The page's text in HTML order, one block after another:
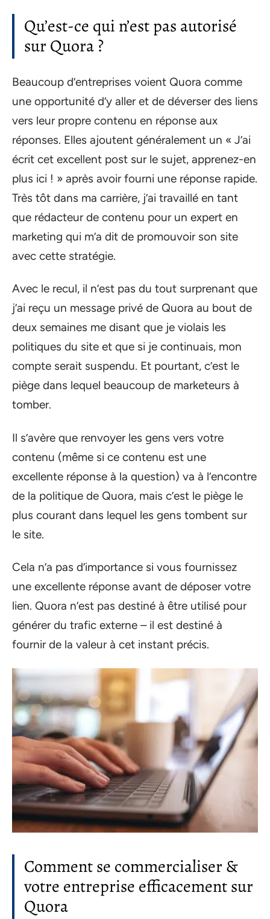
Qu’est-ce qui n’est pas autorisé
sur Quora ?
Beaucoup d’entreprises voient Quora comme
une opportunité d’y aller et de déverser des liens
vers leur propre contenu en réponse aux
réponses. Elles ajoutent généralement un « J’ai
écrit cet excellent post sur le sujet, apprenez-en
plus ici ! » après avoir fourni une réponse rapide.
Très tôt dans ma carrière, j’ai travaillé en tant
que rédacteur de contenu pour un expert en
marketing qui m’a dit de promouvoir son site
avec cette stratégie.
Avec le recul, il n’est pas du tout surprenant que
j’ai reçu un message privé de Quora au bout de
deux semaines me disant que je violais les
politiques du site et que si je continuais, mon
compte serait suspendu. Et pourtant, c’est le
piège dans lequel beaucoup de marketeurs à
tomber.
Il s’avère que renvoyer les gens vers votre
contenu (même si ce contenu est une
excellente réponse à la question) va à l’encontre
de la politique de Quora, mais c’est le piège le
plus courant dans lequel les gens tombent sur
le site.
Cela n’a pas d’importance si vous fournissez
une excellente réponse avant de déposer votre
lien. Quora n’est pas destiné à être utilisé pour
générer du trafic externe – il est destiné à
fournir de la valeur à cet instant précis.
Comment se commercialiser &
votre entreprise efficacement sur
Quora